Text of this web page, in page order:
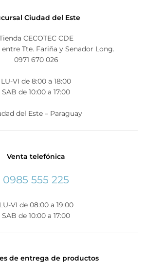
Ciudad del Este
CECOTEC CDE
entre Tte. Fariña y Senador Long.
0971 670 026
LU-VI de 8:00 a 18:00
SAB de 10:00 a 17:00
del Este – Paraguay
Venta telefónica
0985 555 225
LU-VI de 08:00 a 19:00
SAB de 10:00 a 17:00
de entrega de productos